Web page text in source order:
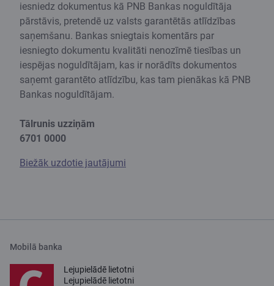
iesniedz dokumentus kā PNB Bankas noguldītāja
pārstāvis, pretendē uz valsts garantētās atlīdzības
saņemšanu. Bankas sniegtais komentārs par
iesniegto dokumentu kvalitāti nenozīmē tiesības un
iespējas noguldītājam, kas ir norādīts dokumentos
saņemt garantēto atlīdzību, kas tam pienākas kā PNB
Bankas noguldītājam.
Tālrunis uzziņām
6701 0000
Biežāk uzdotie jautājumi
Mobilā banka
Lejupielādē lietotni
Lejupielādē lietotni